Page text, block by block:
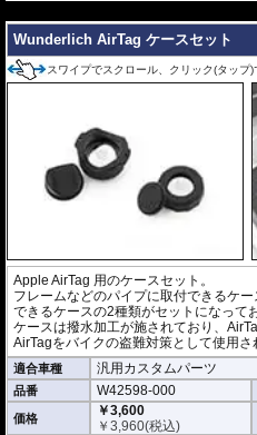
Wunderlich AirTag ケースセット
スワイプでスクロール、クリック(タップ)
Apple AirTag 用のケースセット。
フレームなどのパイプに取付できるケ
できるケースの2種類がセットになって
ケースは撥水加工が施されており、
AirTagをバイクの盗難対策として使用さ
適合車種 汎用カスタムパーツ
品番 W42598-000
価格
￥3,600
￥3,960(税込)